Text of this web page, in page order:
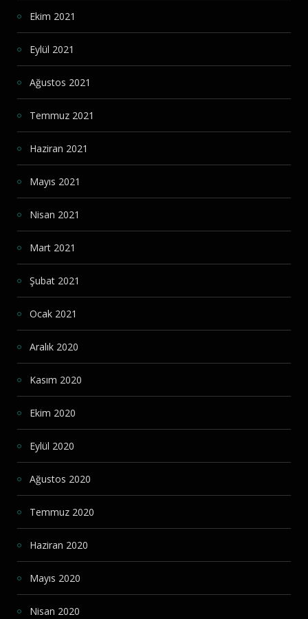
Ekim 2021
Eylül 2021
Ağustos 2021
Temmuz 2021
Haziran 2021
Mayıs 2021
Nisan 2021
Mart 2021
Şubat 2021
Ocak 2021
Aralık 2020
Kasım 2020
Ekim 2020
Eylül 2020
Ağustos 2020
Temmuz 2020
Haziran 2020
Mayıs 2020
Nisan 2020